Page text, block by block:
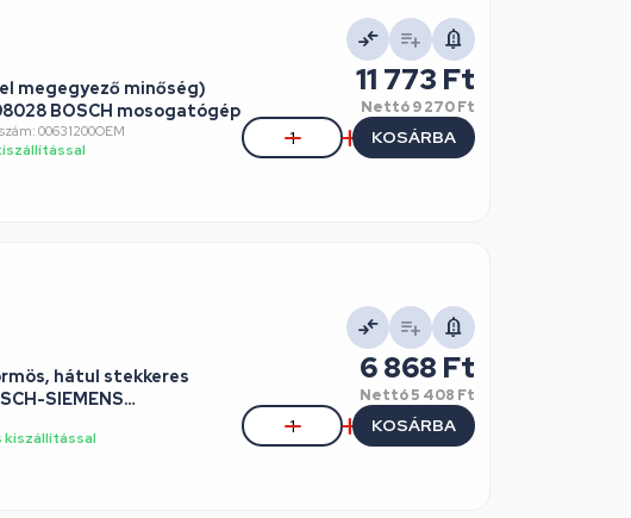
megegyező minőség)
BOSCH mosogatógép
00631200OEM
11 773 Ft
Nettó9 270 Ft
KOSÁRBA
hátul stekkeres
SIEMENS
kiszállítással
6 868 Ft
Nettó5 408 Ft
KOSÁRBA